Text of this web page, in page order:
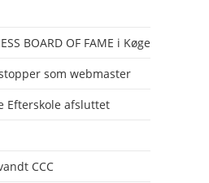
BOARD OF FAME i Køge
som webmaster
Efterskole afsluttet
CCC